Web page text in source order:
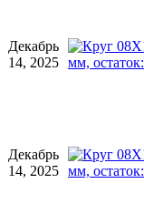
Декабрь
14, 2025
Декабрь
14, 2025